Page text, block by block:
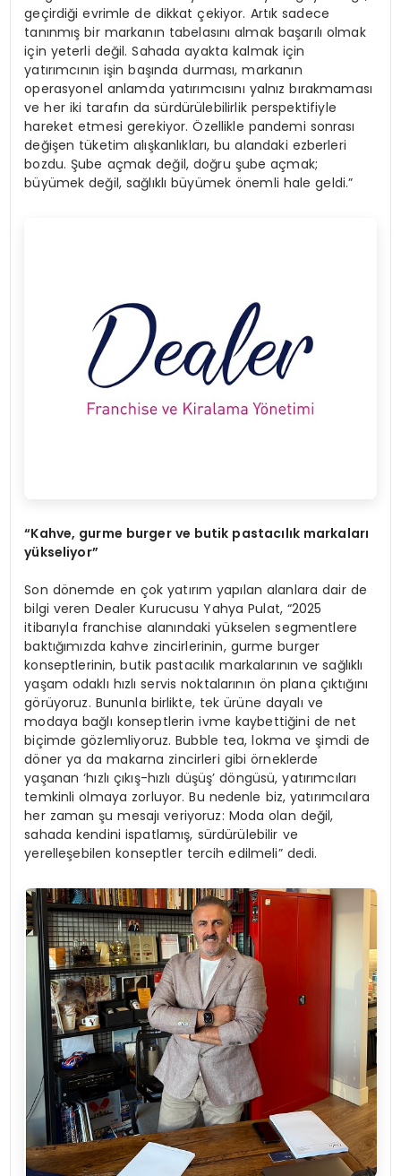
geçirdiği evrimle de dikkat çekiyor. Artık sadece
tanınmış bir markanın tabelasını almak başarılı olmak
için yeterli değil. Sahada ayakta kalmak için
yatırımcının işin başında durması, markanın
operasyonel anlamda yatırımcısını yalnız bırakmaması
ve her iki tarafın da sürdürülebilirlik perspektifiyle
hareket etmesi gerekiyor. Özellikle pandemi sonrası
değişen tüketim alışkanlıkları, bu alandaki ezberleri
bozdu. Şube açmak değil, doğru şube açmak;
büyümek değil, sağlıklı büyümek önemli hale geldi.”
“Kahve, gurme burger ve butik pastacılık markaları
yükseliyor”
Son dönemde en çok yatırım yapılan alanlara dair de
bilgi veren Dealer Kurucusu Yahya Pulat, “2025
itibarıyla franchise alanındaki yükselen segmentlere
baktığımızda kahve zincirlerinin, gurme burger
konseptlerinin, butik pastacılık markalarının ve sağlıklı
yaşam odaklı hızlı servis noktalarının ön plana çıktığını
görüyoruz. Bununla birlikte, tek ürüne dayalı ve
modaya bağlı konseptlerin ivme kaybettiğini de net
biçimde gözlemliyoruz. Bubble tea, lokma ve şimdi de
döner ya da makarna zincirleri gibi örneklerde
yaşanan ‘hızlı çıkış-hızlı düşüş’ döngüsü, yatırımcıları
temkinli olmaya zorluyor. Bu nedenle biz, yatırımcılara
her zaman şu mesajı veriyoruz: Moda olan değil,
sahada kendini ispatlamış, sürdürülebilir ve
yerelleşebilen konseptler tercih edilmeli” dedi.